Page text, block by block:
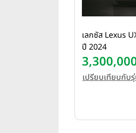
เลกซัส Lexus
ปี 2024
เปรียบเทียบกับ